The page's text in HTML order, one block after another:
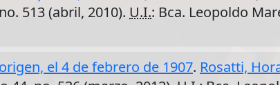
513 (abril, 2010). U.I.: Bca. Leopoldo
el 4 de febrero de 1907. Rosatti,